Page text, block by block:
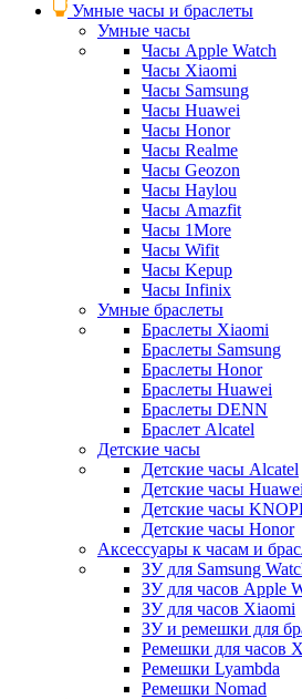
Умные часы и браслеты
Умные часы
Часы Apple Watch
Часы Xiaomi
Часы Samsung
Часы Huawei
Часы Honor
Часы Realme
Часы Geozon
Часы Haylou
Часы Amazfit
Часы 1More
Часы Wifit
Часы Kepup
Часы Infinix
Умные браслеты
Браслеты Xiaomi
Браслеты Samsung
Браслеты Honor
Браслеты Huawei
Браслеты DENN
Браслет Alcatel
Детские часы
Детские часы Alcatel
Детские часы Huawei
Детские часы
Детские часы Honor
Аксессуары к часам и
ЗУ для Samsung
ЗУ для часов Apple
ЗУ для часов Xiaomi
ЗУ и ремешки для
Ремешки для часов
Ремешки Lyambda
Ремешки Nomad